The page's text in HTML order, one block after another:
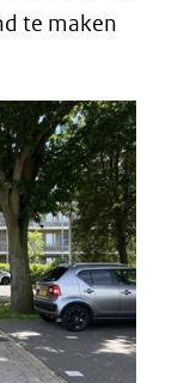
te maken